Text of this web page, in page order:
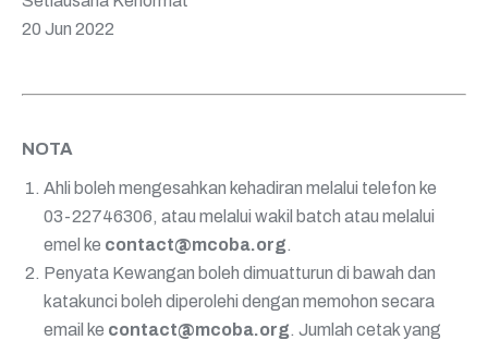
20 Jun 2022
NOTA
Ahli boleh mengesahkan kehadiran melalui telefon ke
03-22746306, atau melalui wakil batch atau melalui
emel ke contact@mcoba.org.
Penyata Kewangan boleh dimuatturun di bawah dan
katakunci boleh diperolehi dengan memohon secara
email ke contact@mcoba.org. Jumlah cetak yang